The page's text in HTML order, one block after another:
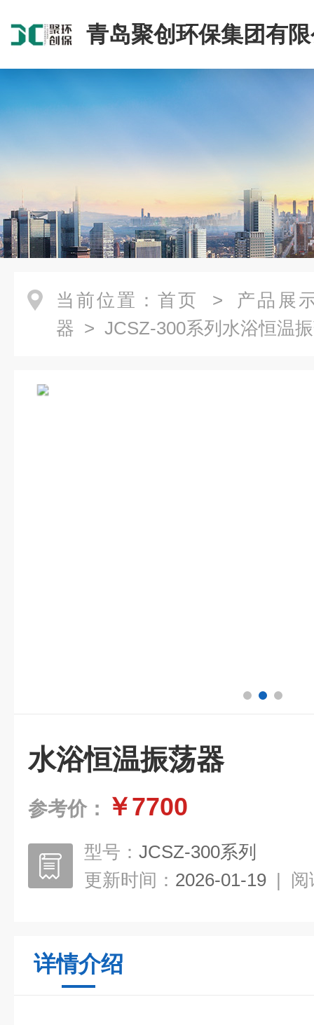
青岛聚创环保集团有
当前位置： 首页 > 产品展
器 > JCSZ-300系列水浴恒温
水浴恒温振荡器
参考价： ￥7700
型号： JCSZ-300系列
更新时间： 2026-01-19 | 阅
详情介绍